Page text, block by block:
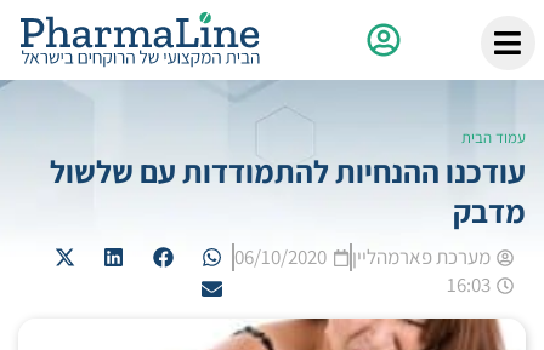
עמוד הבית
עודכנו ההנחיות להתמודדות עם שלשול
מדבק
מערכת פארמהליין
06/10/2020
16:03